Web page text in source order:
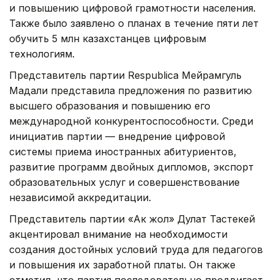
и повышению цифровой грамотности населения.
Также было заявлено о планах в течение пяти лет
обучить 5 млн казахстанцев цифровым
технологиям.
Представитель партии Respublica Мейрамгуль
Мадали представила предложения по развитию
высшего образования и повышению его
международной конкурентоспособности. Среди
инициатив партии — внедрение цифровой
системы приема иностранных абитуриентов,
развитие программ двойных дипломов, экспорт
образовательных услуг и совершенствование
независимой аккредитации.
Представитель партии «Ак жол» Дулат Тастекей
акцентировал внимание на необходимости
создания достойных условий труда для педагогов
и повышения их заработной платы. Он также